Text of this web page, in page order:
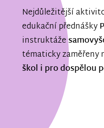
Nejdůležitější
edukační přednášky
instruktáže
tématicky zaměřeny
škol i pro dospělou